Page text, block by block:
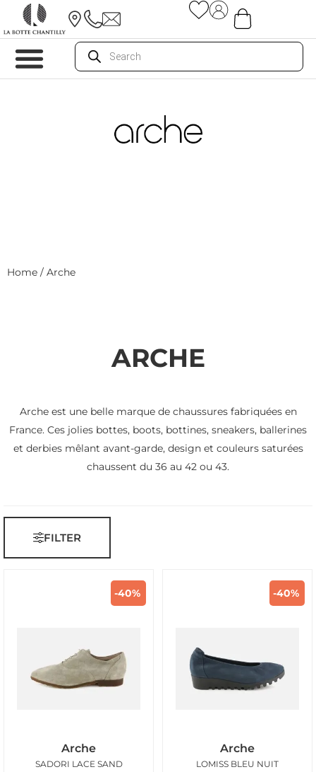
Home / Arche
ARCHE
Arche est une belle marque de chaussures fabriquées en
France. Ces jolies bottes, boots, bottines, sneakers, ballerines
et derbies mêlant avant-garde, design et couleurs saturées
chaussent du 36 au 42 ou 43.
FILTER
-40%
Arche
SADORI LACE SAND
-40%
Arche
LOMISS BLEU NUIT